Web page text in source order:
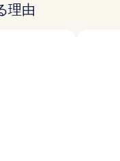
理由